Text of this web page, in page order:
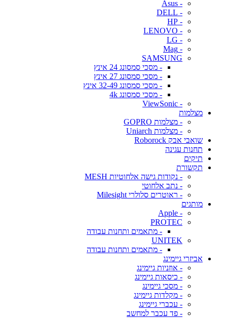
- Asus
- DELL
- HP
- LENOVO
- LG
- Mag
SAMSUNG
- מסכי סמסונג 24 אינץ
- מסכי סמסונג 27 אינץ
- מסכי סמסונג 32-49 אינץ
- מסכי סמסונג 4k
- ViewSonic
מצלמות
- מצלמות GOPRO
- מצלמות Uniarch
שואבי אבק Roborock
תחנות עגינה
תיקים
תקשורת
- נקודות גישה אלחוטיות MESH
- נתב אלחוטי
- ראוטרים סלולרי Milesight
מותגים
- Apple
PROTEC
- מתאמים ותחנות עבודה
UNITEK
- מתאמים ותחנות עבודה
אביזרי גיימינג
- אוזניות גיימינג
- כיסאות גיימינג
- מסכי גיימינג
- מקלדות גיימינג
- עכברי גיימינג
- פד עכבר למחשב